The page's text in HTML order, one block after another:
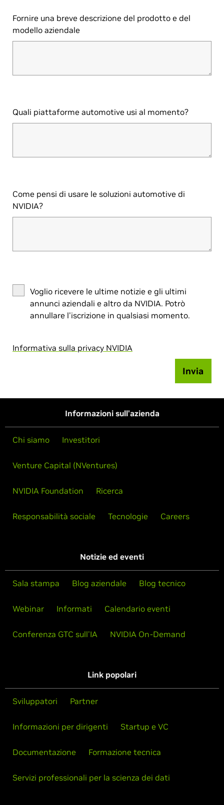
Fornire una breve descrizione del prodotto e del
modello aziendale
Quali piattaforme automotive usi al momento?
Come pensi di usare le soluzioni automotive di
NVIDIA?
Voglio ricevere le ultime notizie e gli ultimi
annunci aziendali e altro da NVIDIA. Potrò
annullare l'iscrizione in qualsiasi momento.
Informativa sulla privacy NVIDIA
Invia
Informazioni sull'azienda
Chi siamo Investitori
Venture Capital (NVentures)
NVIDIA Foundation Ricerca
Responsabilità sociale Tecnologie Careers
Notizie ed eventi
Sala stampa Blog aziendale Blog tecnico
Webinar Informati Calendario eventi
Conferenza GTC sull'IA NVIDIA On-Demand
Link popolari
Sviluppatori Partner
Informazioni per dirigenti Startup e VC
Documentazione Formazione tecnica
Servizi professionali per la scienza dei dati